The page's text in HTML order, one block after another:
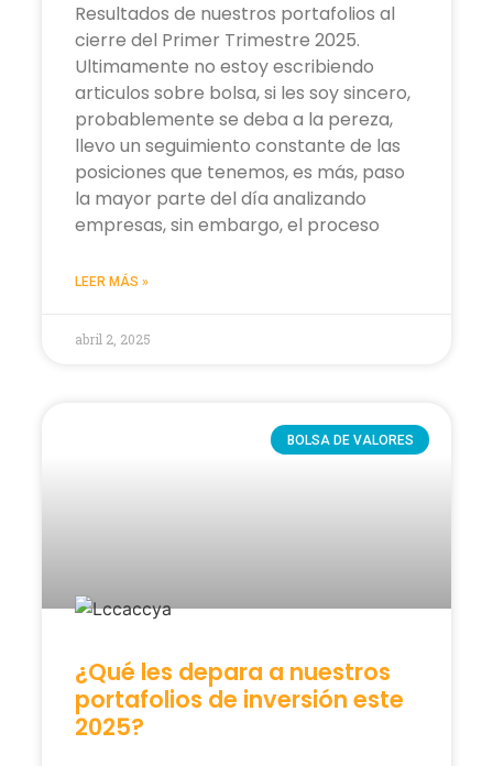
Resultados de nuestros portafolios al
cierre del Primer Trimestre 2025.
Ultimamente no estoy escribiendo
articulos sobre bolsa, si les soy sincero,
probablemente se deba a la pereza,
llevo un seguimiento constante de las
posiciones que tenemos, es más, paso
la mayor parte del día analizando
empresas, sin embargo, el proceso
LEER MÁS »
abril 2, 2025
BOLSA DE VALORES
¿Qué les depara a nuestros
portafolios de inversión este
2025?